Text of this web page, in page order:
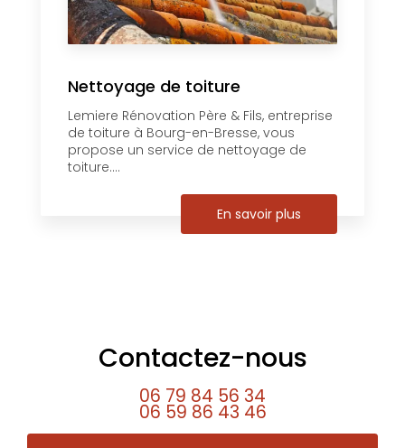
Nettoyage de toiture
Lemiere Rénovation Père & Fils, entreprise
de toiture à Bourg-en-Bresse, vous
propose un service de nettoyage de
toiture....
En savoir plus
Contactez-nous
06 79 84 56 34
06 59 86 43 46